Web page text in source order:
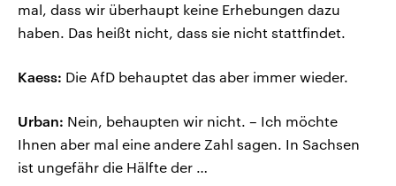
mal, dass wir überhaupt keine Erhebungen dazu
haben. Das heißt nicht, dass sie nicht stattfindet.
Kaess: Die AfD behauptet das aber immer wieder.
Urban: Nein, behaupten wir nicht. – Ich möchte
Ihnen aber mal eine andere Zahl sagen. In Sachsen
ist ungefähr die Hälfte der …